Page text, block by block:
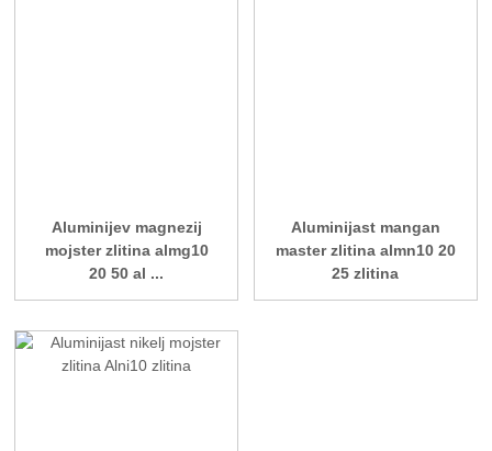
Aluminijev magnezij
mojster zlitina almg10
20 50 al ...
Aluminijast mangan
master zlitina almn10 20
25 zlitina